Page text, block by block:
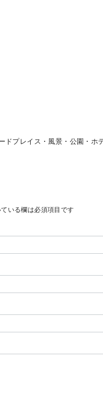
プレイス・風景・公園・ホ
いる欄は必須項目です